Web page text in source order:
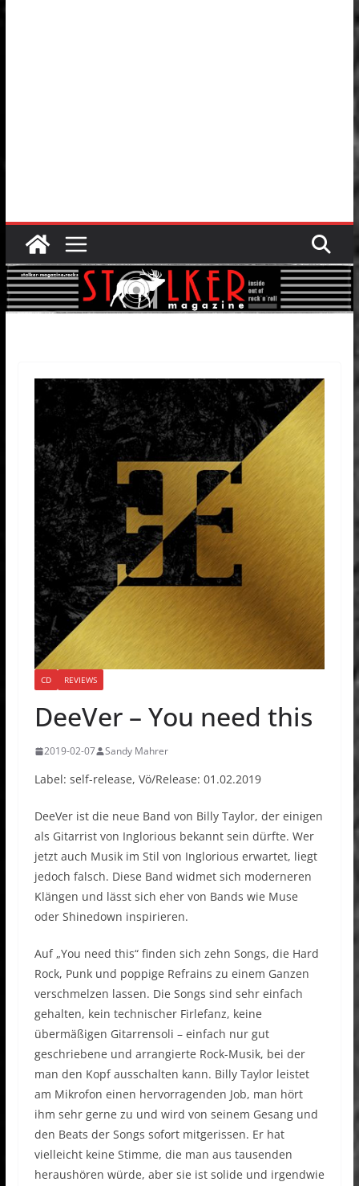
CD REVIEWS
DeeVer – You need this
2019-02-07 Sandy Mahrer
Label: self-release, Vö/Release: 01.02.2019
DeeVer ist die neue Band von Billy Taylor, der einigen
als Gitarrist von Inglorious bekannt sein dürfte. Wer
jetzt auch Musik im Stil von Inglorious erwartet, liegt
jedoch falsch. Diese Band widmet sich moderneren
Klängen und lässt sich eher von Bands wie Muse
oder Shinedown inspirieren.
Auf „You need this“ finden sich zehn Songs, die Hard
Rock, Punk und poppige Refrains zu einem Ganzen
verschmelzen lassen. Die Songs sind sehr einfach
gehalten, kein technischer Firlefanz, keine
übermäßigen Gitarrensoli – einfach nur gut
geschriebene und arrangierte Rock-Musik, bei der
man den Kopf ausschalten kann. Billy Taylor leistet
am Mikrofon einen hervorragenden Job, man hört
ihm sehr gerne zu und wird von seinem Gesang und
den Beats der Songs sofort mitgerissen. Er hat
vielleicht keine Stimme, die man aus tausenden
heraushören würde, aber sie ist solide und irgendwie